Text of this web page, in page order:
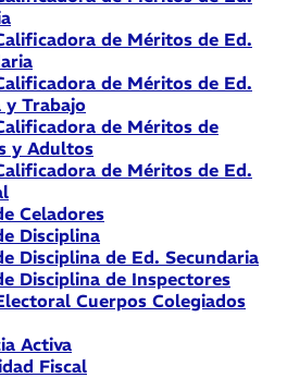
de Méritos de Ed.
de Méritos de Ed.
y Trabajo
de Méritos de
y Adultos
de Méritos de Ed.
Celadores
Disciplina
Disciplina de Ed. Secundaria
Disciplina de Inspectores
Cuerpos Colegiados
Activa
Fiscal